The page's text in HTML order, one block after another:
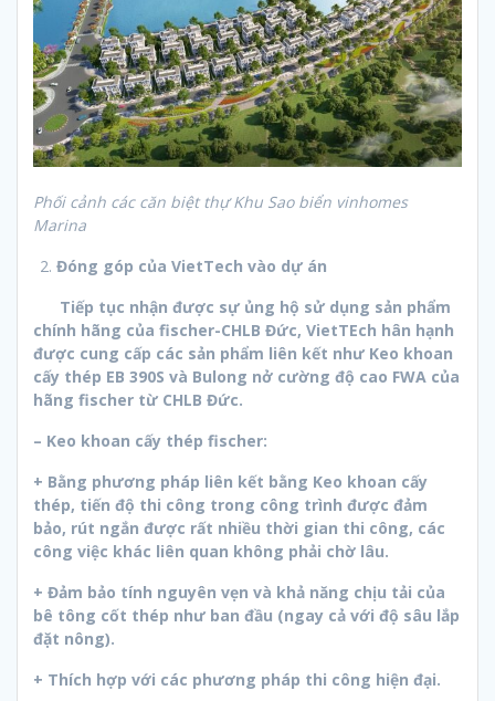
Phối cảnh các căn biệt thự Khu Sao biển vinhomes
Marina
Đóng góp của VietTech vào dự án
Tiếp tục nhận được sự ủng hộ sử dụng sản phẩm
chính hãng của fischer-CHLB Đức, VietTEch hân hạnh
được cung cấp các sản phẩm liên kết như Keo khoan
cấy thép EB 390S và Bulong nở cường độ cao FWA của
hãng fischer từ CHLB Đức.
– Keo khoan cấy thép fischer:
+ Bằng phương pháp liên kết bằng Keo khoan cấy
thép, tiến độ thi công trong công trình được đảm
bảo, rút ngắn được rất nhiều thời gian thi công, các
công việc khác liên quan không phải chờ lâu.
+ Đảm bảo tính nguyên vẹn và khả năng chịu tải của
bê tông cốt thép như ban đầu (ngay cả với độ sâu lắp
đặt nông).
+ Thích hợp với các phương pháp thi công hiện đại.